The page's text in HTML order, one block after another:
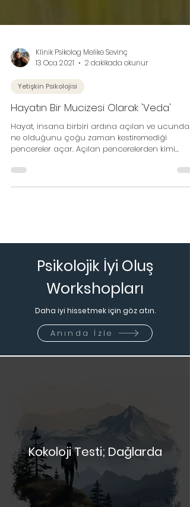
13 Oca 2021
2 dakikada okunur
Yetişkin Psikolojisi
Hayatın Bir Mucizesi Olarak 'Veda'
Hayat, insana birbiri ardına açılan ve ucunda
ne olduğunu çoğu zaman kestiremediği
Psikolojik İyi Oluş
Workshopları
Daha iyi hissetmek için göz atın.
Kokoloji Testi; Dağlarda